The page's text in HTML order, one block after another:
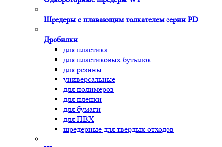
Шредеры с плавающим толкателем серии PD
Дробилки
для пластика
для пластиковых бутылок
для резины
универсальные
для полимеров
для пленки
для бумаги
для ПВХ
шредерные для твердых отходов